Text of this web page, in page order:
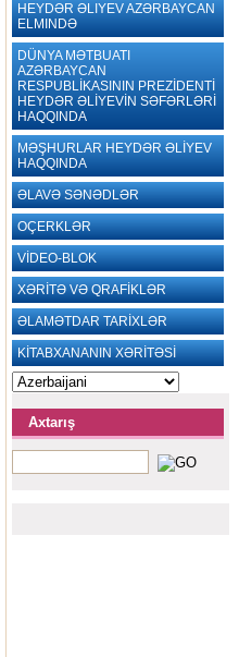
HEYDƏR ƏLIYEV AZƏRBAYCAN
ELMINDƏ
DÜNYA MƏTBUATI
AZƏRBAYCAN
RESPUBLİKASININ PREZİDENTİ
HEYDƏR ƏLİYEVİN SƏFƏRLƏRİ
HAQQINDA
MƏŞHURLAR HEYDƏR ƏLİYEV
HAQQINDA
ƏLAVƏ SƏNƏDLƏR
OÇERKLƏR
VİDEO-BLOK
XƏRİTƏ VƏ QRAFİKLƏR
ƏLAMƏTDAR TARİXLƏR
KİTABXANANIN XƏRİTƏSİ
Axtarış